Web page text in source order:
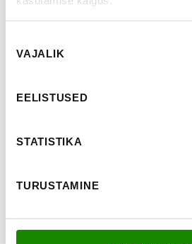
valik
VAJALIK
EELISTUSED
STATISTIKA
TURUSTAMINE
ROHKEM
VAATA